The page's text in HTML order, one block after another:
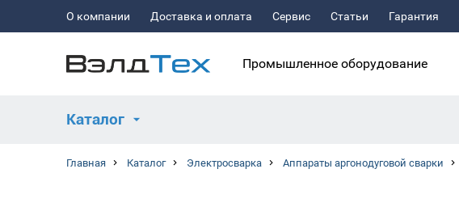
О компании Доставка и оплата Сервис Статьи Гарантия
Промышленное оборудование
Каталог
Главная Каталог Электросварка Аппараты аргонодуговой сварки